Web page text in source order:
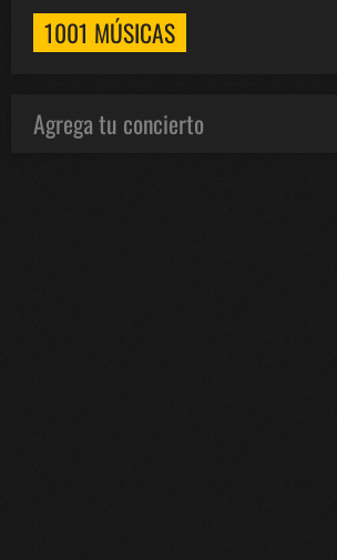
1001 MÚSICAS
Agrega tu concierto